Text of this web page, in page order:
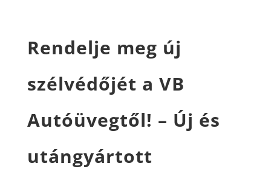
Rendelje meg új
szélvédőjét a VB
Autóüvegtől! – Új és
utángyártott